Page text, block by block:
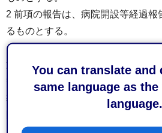
You can translate and
same language as
language.
2 前項の報告は、病院開設等経過報
るものとする。
（雑則）
第10 条 この要綱に定めるもののほ
等の開設等の許可等に係る行政指
導に関し必要な事項は、保健所長が